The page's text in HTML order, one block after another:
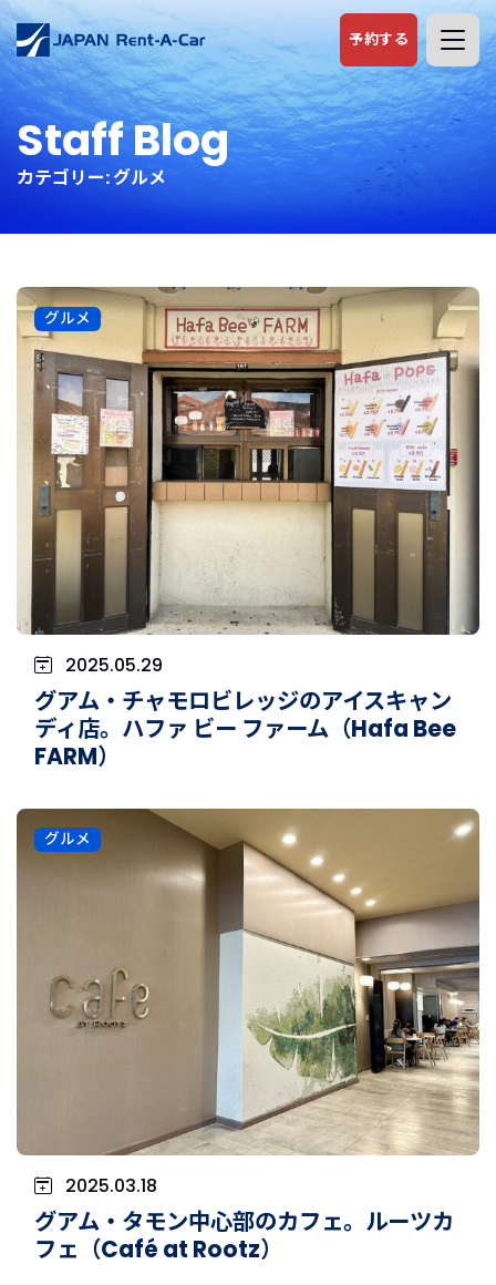
予約する
Staff Blog
カテゴリー:グルメ
グルメ
2025.05.29
グアム・チャモロビレッジのアイスキャン
ディ店。ハファ ビー ファーム（Hafa Bee
FARM）
グルメ
2025.03.18
グアム・タモン中心部のカフェ。ルーツカ
フェ（Café at Rootz）